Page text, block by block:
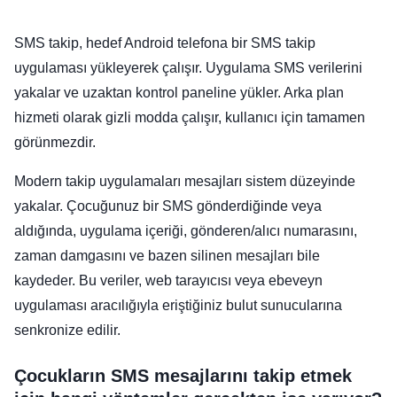
SMS takip, hedef Android telefona bir SMS takip
uygulaması yükleyerek çalışır. Uygulama SMS verilerini
yakalar ve uzaktan kontrol paneline yükler. Arka plan
hizmeti olarak gizli modda çalışır, kullanıcı için tamamen
görünmezdir.
Modern takip uygulamaları mesajları sistem düzeyinde
yakalar. Çocuğunuz bir SMS gönderdiğinde veya
aldığında, uygulama içeriği, gönderen/alıcı numarasını,
zaman damgasını ve bazen silinen mesajları bile
kaydeder. Bu veriler, web tarayıcısı veya ebeveyn
uygulaması aracılığıyla eriştiğiniz bulut sunucularına
senkronize edilir.
Çocukların SMS mesajlarını takip etmek